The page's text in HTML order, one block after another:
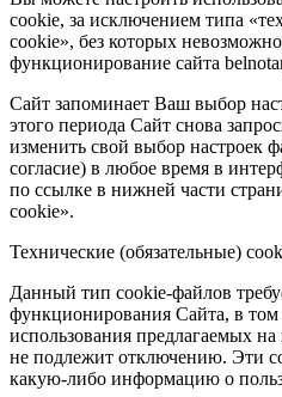
cookie, за исключением типа
cookie», без которых
функционирование сайта
Сайт запоминает Ваш выбор
этого периода Сайт снова
изменить свой выбор настроек
согласие) в любое время в
по ссылке в нижней части
cookie».
Технические (обязательные)
Данный тип cookie-файлов
функционирования Сайта, в том
использования предлагаемых
не подлежит отключению. Эти
какую-либо информацию о